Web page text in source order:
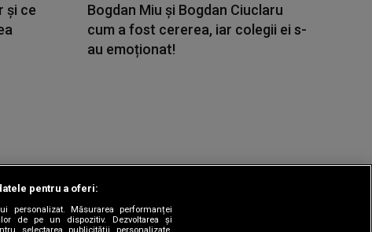
și ce
Bogdan Miu și Bogdan Ciuclaru
cum a fost cererea, iar colegii ei s-
au emoționat!
| Codul etic|Sitemap
pentru a oferi:
personalizat. Măsurarea performanței
de pe un dispozitiv. Dezvoltarea și
selectarea publicității personalizate.